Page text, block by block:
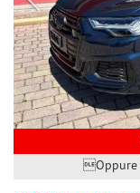
Oppure